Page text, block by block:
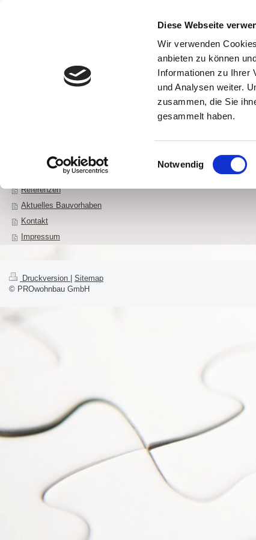
Diese Webseite
Wir verwenden
anbieten zu können
Informationen zu Ihrer
und Analysen weiter.
zusammen, die Sie
gesammelt haben.
Einwilligungsauswahl
Notwendig
Home
Referenzen
Aktuelles Bauvorhaben
Kontakt
Impressum
Druckversion | Sitemap
© PROwohnbau GmbH